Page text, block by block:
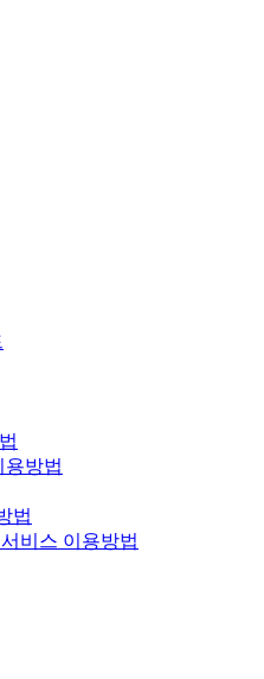
용방법
법
비스 이용방법